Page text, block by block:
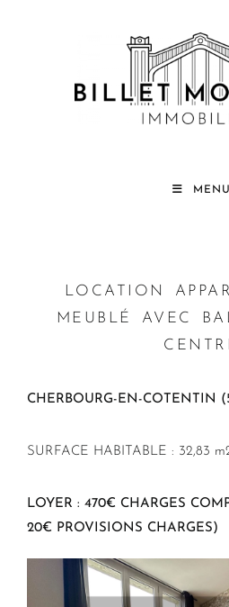
MENU
LOCATION
MEUBLÉ AVEC
CHERBOURG-EN-COTENTIN
SURFACE HABITABLE : 32,83
LOYER : 470€ CHARGES
20€ PROVISIONS CHARGES)